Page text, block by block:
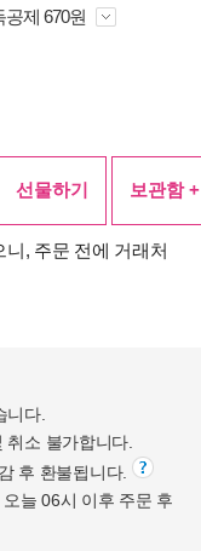
공제 670원
선물하기 보관함 +
, 주문 전에 거래처
니다.
소 불가합니다.
후 환불됩니다.
늘 06시 이후 주문 후